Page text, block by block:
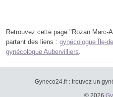
Retrouvez cette page "Rozan Marc-
partant des liens : gynécologue Île-
gynécologue Aubervilliers
Gyneco24.fr : trouvez un
© 2026